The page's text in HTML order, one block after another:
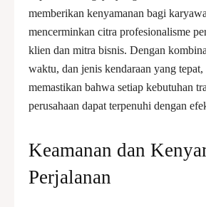
memberikan kenyamanan bagi
mencerminkan citra profesionalisme
klien dan mitra bisnis. Dengan
waktu, dan jenis kendaraan yang
memastikan bahwa setiap kebutuhan
perusahaan dapat terpenuhi dengan
Keamanan dan
Perjalanan